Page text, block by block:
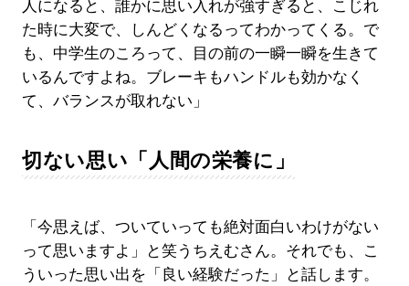
人になると、誰かに思い入れが強すぎると、こじれ
た時に大変で、しんどくなるってわかってくる。で
も、中学生のころって、目の前の一瞬一瞬を生きて
いるんですよね。ブレーキもハンドルも効かなく
て、バランスが取れない」
切ない思い「人間の栄養に」
「今思えば、ついていっても絶対面白いわけがない
って思いますよ」と笑うちえむさん。それでも、こ
ういった思い出を「良い経験だった」と話します。